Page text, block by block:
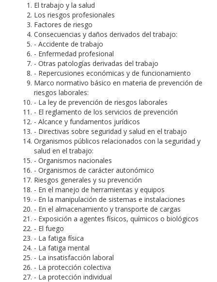
El trabajo y la salud
Los riesgos profesionales
Factores de riesgo
Consecuencias y daños derivados del trabajo:
- Accidente de trabajo
- Enfermedad profesional
- Otras patologías derivadas del trabajo
- Repercusiones económicas y de funcionamiento
Marco normativo básico en materia de prevención de
riesgos laborales:
- La ley de prevención de riesgos laborales
- El reglamento de los servicios de prevención
- Alcance y fundamentos jurídicos
- Directivas sobre seguridad y salud en el trabajo
Organismos públicos relacionados con la seguridad y
salud en el trabajo:
- Organismos nacionales
- Organismos de carácter autonómico
Riesgos generales y su prevención
- En el manejo de herramientas y equipos
- En la manipulación de sistemas e instalaciones
- En el almacenamiento y transporte de cargas
- Exposición a agentes físicos, químicos o biológicos
- El fuego
- La fatiga física
- La fatiga mental
- La insatisfacción laboral
- La protección colectiva
- La protección individual